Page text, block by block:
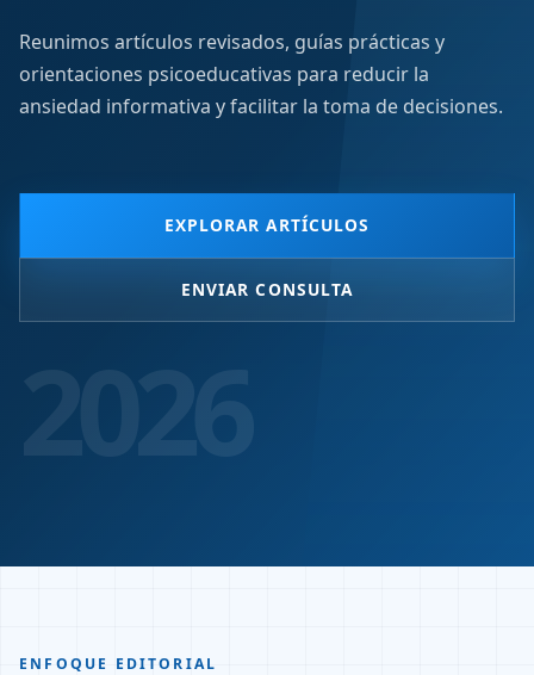
Reunimos artículos revisados, guías prácticas y
orientaciones psicoeducativas para reducir la
ansiedad informativa y facilitar la toma de decisiones.
EXPLORAR ARTÍCULOS
ENVIAR CONSULTA
ENFOQUE EDITORIAL